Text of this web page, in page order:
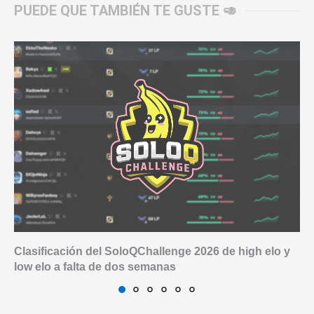
PUEDE QUE TAMBIÉN TE GUSTE 🥑
Clasificación del SoloQChallenge 2026 de high elo y
low elo a falta de dos semanas